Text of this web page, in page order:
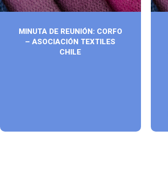
MINUTA DE REUNIÓN: CORFO
– ASOCIACIÓN TEXTILES
CHILE